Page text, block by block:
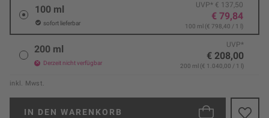
100 ml
sofort lieferbar
UVP* € 137,50
€ 79,84
100 ml (€ 798,40 / 1 l)
200 ml
Derzeit nicht verfügbar
UVP*
€ 208,00
200 ml (€ 1.040,00 / 1 l)
inkl. Mwst.
IN DEN WARENKORB